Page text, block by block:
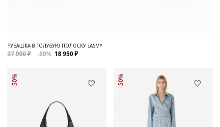
РУБАШКА В ГОЛУБУЮ ПОЛОСКУ LASMY
37 900 ₽ -50% 18 950 ₽
-50% -50%